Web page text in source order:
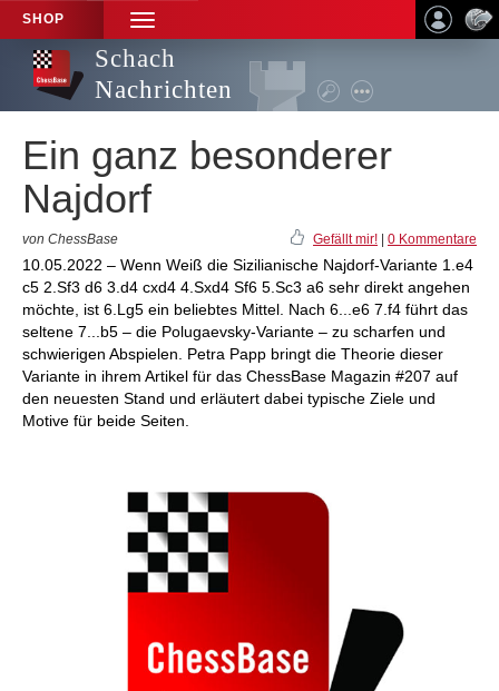
SHOP
TOGGLE
NAVIGATION
Schach
Nachrichten
Ein ganz besonderer
Najdorf
von ChessBase Gefällt mir! 0 Kommentare
10.05.2022 – Wenn Weiß die Sizilianische Najdorf-Variante 1.e4
c5 2.Sf3 d6 3.d4 cxd4 4.Sxd4 Sf6 5.Sc3 a6 sehr direkt angehen
möchte, ist 6.Lg5 ein beliebtes Mittel. Nach 6...e6 7.f4 führt das
seltene 7...b5 – die Polugaevsky-Variante – zu scharfen und
schwierigen Abspielen. Petra Papp bringt die Theorie dieser
Variante in ihrem Artikel für das ChessBase Magazin #207 auf
den neuesten Stand und erläutert dabei typische Ziele und
Motive für beide Seiten.